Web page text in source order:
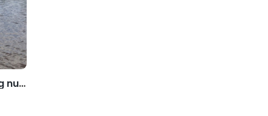
Tận dụng ao tôm bỏ hoang nuôi cá kình